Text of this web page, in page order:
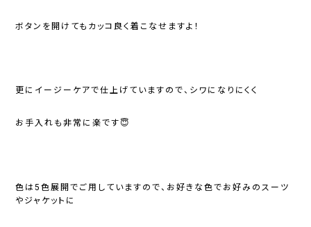
ボタンを開けてもカッコ良く着こなせますよ！
更にイージーケアで仕上げていますので、シワになりにくく
お手入れも非常に楽です😇
色は5色展開でご用していますので、お好きな色でお好みのスーツ
やジャケットに